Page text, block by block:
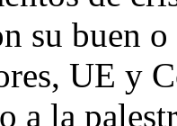
su buen
UE y
a la